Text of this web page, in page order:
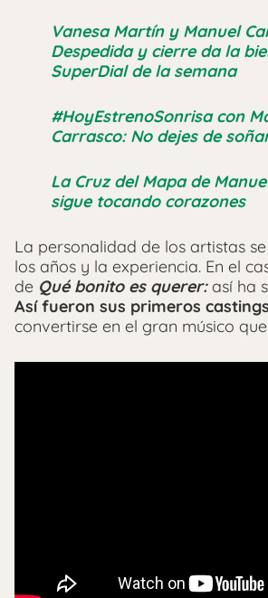
Vanesa Martín y Manuel
Despedida y cierre da la
SuperDial de la semana
#HoyEstrenoSonrisa con
Carrasco: No dejes de
La Cruz del Mapa de
sigue tocando corazones
La personalidad de los artistas
los años y la experiencia. En el
de Qué bonito es querer:así ha
Así fueron sus primeros castings
convertirse en el gran músico